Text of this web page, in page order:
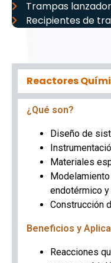
Trampas
Recipientes de
Reactores
¿Qué son?
Diseño de
Materiales
endotérmico
Construcción
Beneficios y
Reacciones